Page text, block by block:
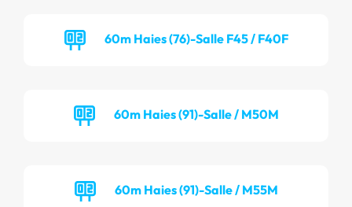
60m Haies (76)-Salle F45 / F40F
60m Haies (91)-Salle / M50M
60m Haies (91)-Salle / M55M